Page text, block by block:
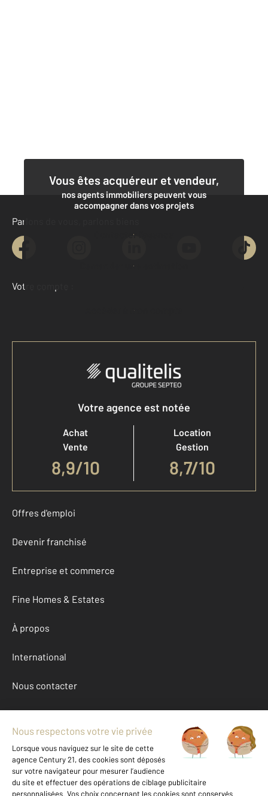
Vous êtes acquéreur et vendeur,
nos agents immobiliers peuvent vous
accompagner dans vos projets
Contacter l'agence
Demander une estimation
Parlons de vous, parlons biens
Votre compte :
Accéder à mon compte
Votre agence est notée
Achat
Vente
8,9/10
Location
Gestion
8,7/10
Offres d'emploi
Devenir franchisé
Entreprise et commerce
Fine Homes & Estates
À propos
International
Nous contacter
Mentions légales & CGU et Barèmes d'honoraires
Données personnelles
Gestionnaire des cookies